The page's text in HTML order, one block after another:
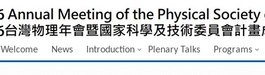
Welcome News Introduction Plenary Talks Programs